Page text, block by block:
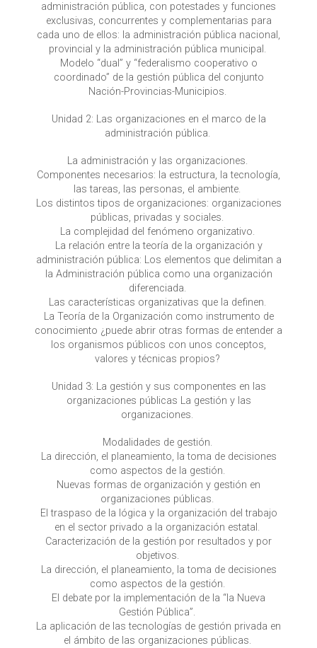
administración pública, con potestades y funciones
exclusivas, concurrentes y complementarias para
cada uno de ellos: la administración pública nacional,
provincial y la administración pública municipal.
Modelo “dual” y “federalismo cooperativo o
coordinado” de la gestión pública del conjunto
Nación-Provincias-Municipios.
Unidad 2: Las organizaciones en el marco de la
administración pública.
La administración y las organizaciones.
Componentes necesarios: la estructura, la tecnología,
las tareas, las personas, el ambiente.
Los distintos tipos de organizaciones: organizaciones
públicas, privadas y sociales.
La complejidad del fenómeno organizativo.
La relación entre la teoría de la organización y
administración pública: Los elementos que delimitan a
la Administración pública como una organización
diferenciada.
Las características organizativas que la definen.
La Teoría de la Organización como instrumento de
conocimiento ¿puede abrir otras formas de entender a
los organismos públicos con unos conceptos,
valores y técnicas propios?
Unidad 3: La gestión y sus componentes en las
organizaciones públicas La gestión y las
organizaciones.
Modalidades de gestión.
La dirección, el planeamiento, la toma de decisiones
como aspectos de la gestión.
Nuevas formas de organización y gestión en
organizaciones públicas.
El traspaso de la lógica y la organización del trabajo
en el sector privado a la organización estatal.
Caracterización de la gestión por resultados y por
objetivos.
La dirección, el planeamiento, la toma de decisiones
como aspectos de la gestión.
El debate por la implementación de la “la Nueva
Gestión Pública”.
La aplicación de las tecnologías de gestión privada en
el ámbito de las organizaciones públicas.